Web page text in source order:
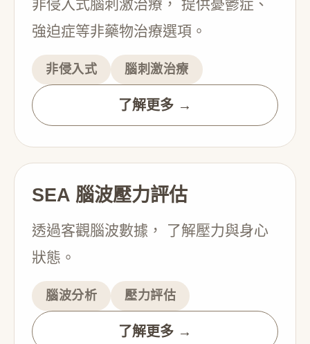
非侵入式腦刺激治療， 提供憂鬱症、
強迫症等非藥物治療選項。
非侵入式 腦刺激治療
了解更多 →
SEA 腦波壓力評估
透過客觀腦波數據， 了解壓力與身心
狀態。
腦波分析 壓力評估
了解更多 →